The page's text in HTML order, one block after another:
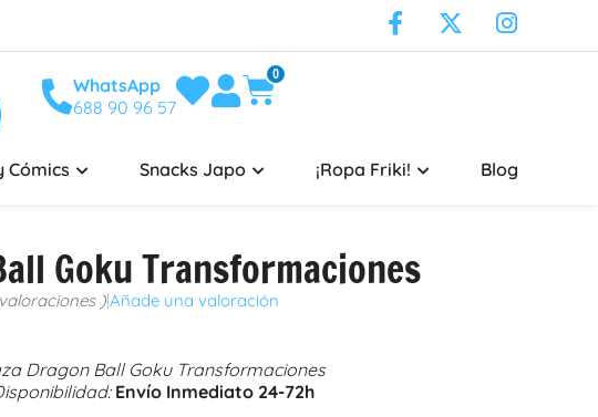
WhatsApp
688 90 96 57
0
Cómics Snacks Japo ¡Ropa Friki! Blog
Goku Transformaciones
)|Añade una valoración
Dragon Ball Goku Transformaciones
Envío Inmediato 24-72h